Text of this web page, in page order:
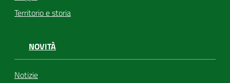
Territorio e storia
NOVITÀ
Notizie